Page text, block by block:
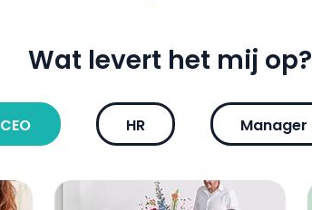
Wat levert het mij op?
CEO HR Manager